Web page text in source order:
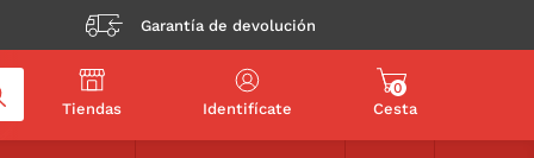
Garantía de devolución
Tiendas Identifícate
0
Cesta